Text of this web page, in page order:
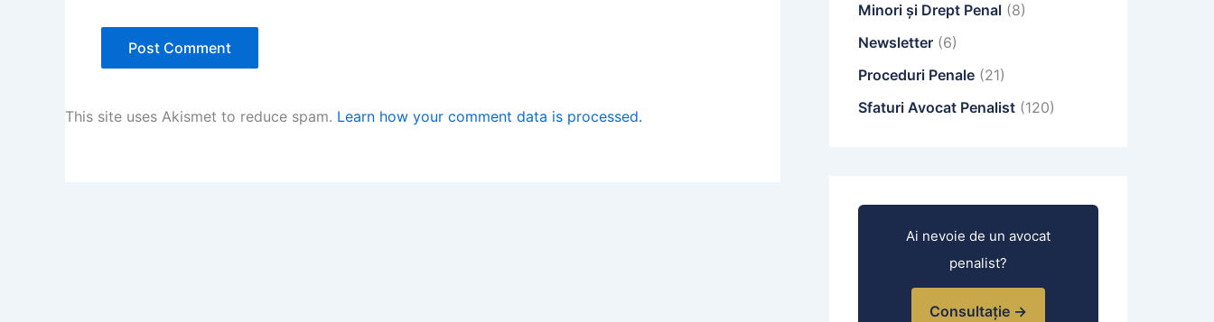
This site uses Akismet to reduce spam. Learn how your comment data is processed.
Minori și Drept Penal (8)
Newsletter (6)
Proceduri Penale (21)
Sfaturi Avocat Penalist (120)
Ai nevoie de un avocat
penalist?
Consultație →